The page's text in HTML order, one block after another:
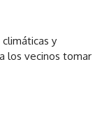
y
los vecinos tomar